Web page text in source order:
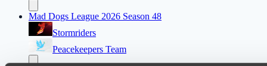
Mad Dogs League 2026 Season 48
Stormriders
Peacekeepers Team